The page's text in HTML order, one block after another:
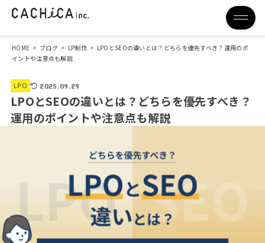
HOME > ブログ > LP制作 > LPOとSEOの違いとは？どちらを優先すべき？運用のポ
イントや注意点も解説
LPO 2025.09.29
LPOとSEOの違いとは？どちらを優先すべき？
運用のポイントや注意点も解説